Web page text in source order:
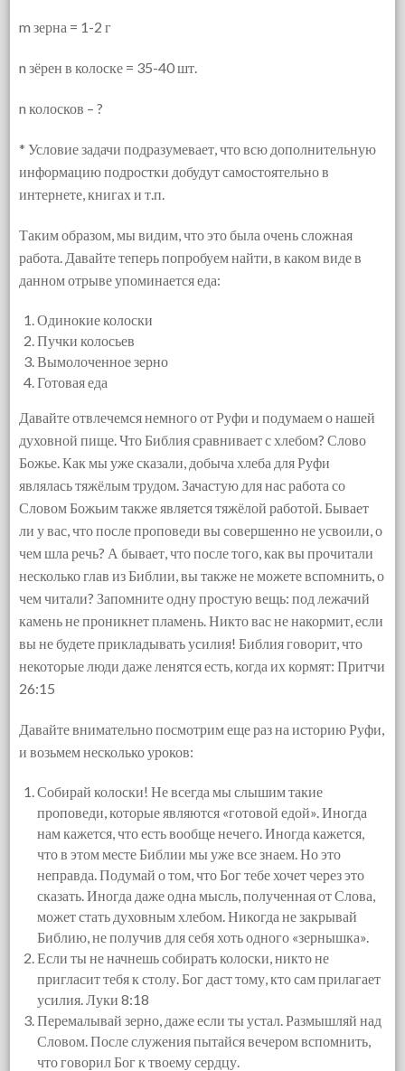
m зерна = 1-2 г
n зёрен в колоске = 35-40 шт.
n колосков – ?
* Условие задачи подразумевает, что всю дополнительную
информацию подростки добудут самостоятельно в
интернете, книгах и т.п.
Таким образом, мы видим, что это была очень сложная
работа. Давайте теперь попробуем найти, в каком виде в
данном отрыве упоминается еда:
Одинокие колоски
Пучки колосьев
Вымолоченное зерно
Готовая еда
Давайте отвлечемся немного от Руфи и подумаем о нашей
духовной пище. Что Библия сравнивает с хлебом? Слово
Божье. Как мы уже сказали, добыча хлеба для Руфи
являлась тяжёлым трудом. Зачастую для нас работа со
Словом Божьим также является тяжёлой работой. Бывает
ли у вас, что после проповеди вы совершенно не усвоили, о
чем шла речь? А бывает, что после того, как вы прочитали
несколько глав из Библии, вы также не можете вспомнить, о
чем читали? Запомните одну простую вещь: под лежачий
камень не проникнет пламень. Никто вас не накормит, если
вы не будете прикладывать усилия! Библия говорит, что
некоторые люди даже ленятся есть, когда их кормят: Притчи
26:15
Давайте внимательно посмотрим еще раз на историю Руфи,
и возьмем несколько уроков:
Собирай колоски! Не всегда мы слышим такие
проповеди, которые являются «готовой едой». Иногда
нам кажется, что есть вообще нечего. Иногда кажется,
что в этом месте Библии мы уже все знаем. Но это
неправда. Подумай о том, что Бог тебе хочет через это
сказать. Иногда даже одна мысль, полученная от Слова,
может стать духовным хлебом. Никогда не закрывай
Библию, не получив для себя хоть одного «зернышка».
Если ты не начнешь собирать колоски, никто не
пригласит тебя к столу. Бог даст тому, кто сам прилагает
усилия. Луки 8:18
Перемалывай зерно, даже если ты устал. Размышляй над
Словом. После служения пытайся вечером вспомнить,
что говорил Бог к твоему сердцу.